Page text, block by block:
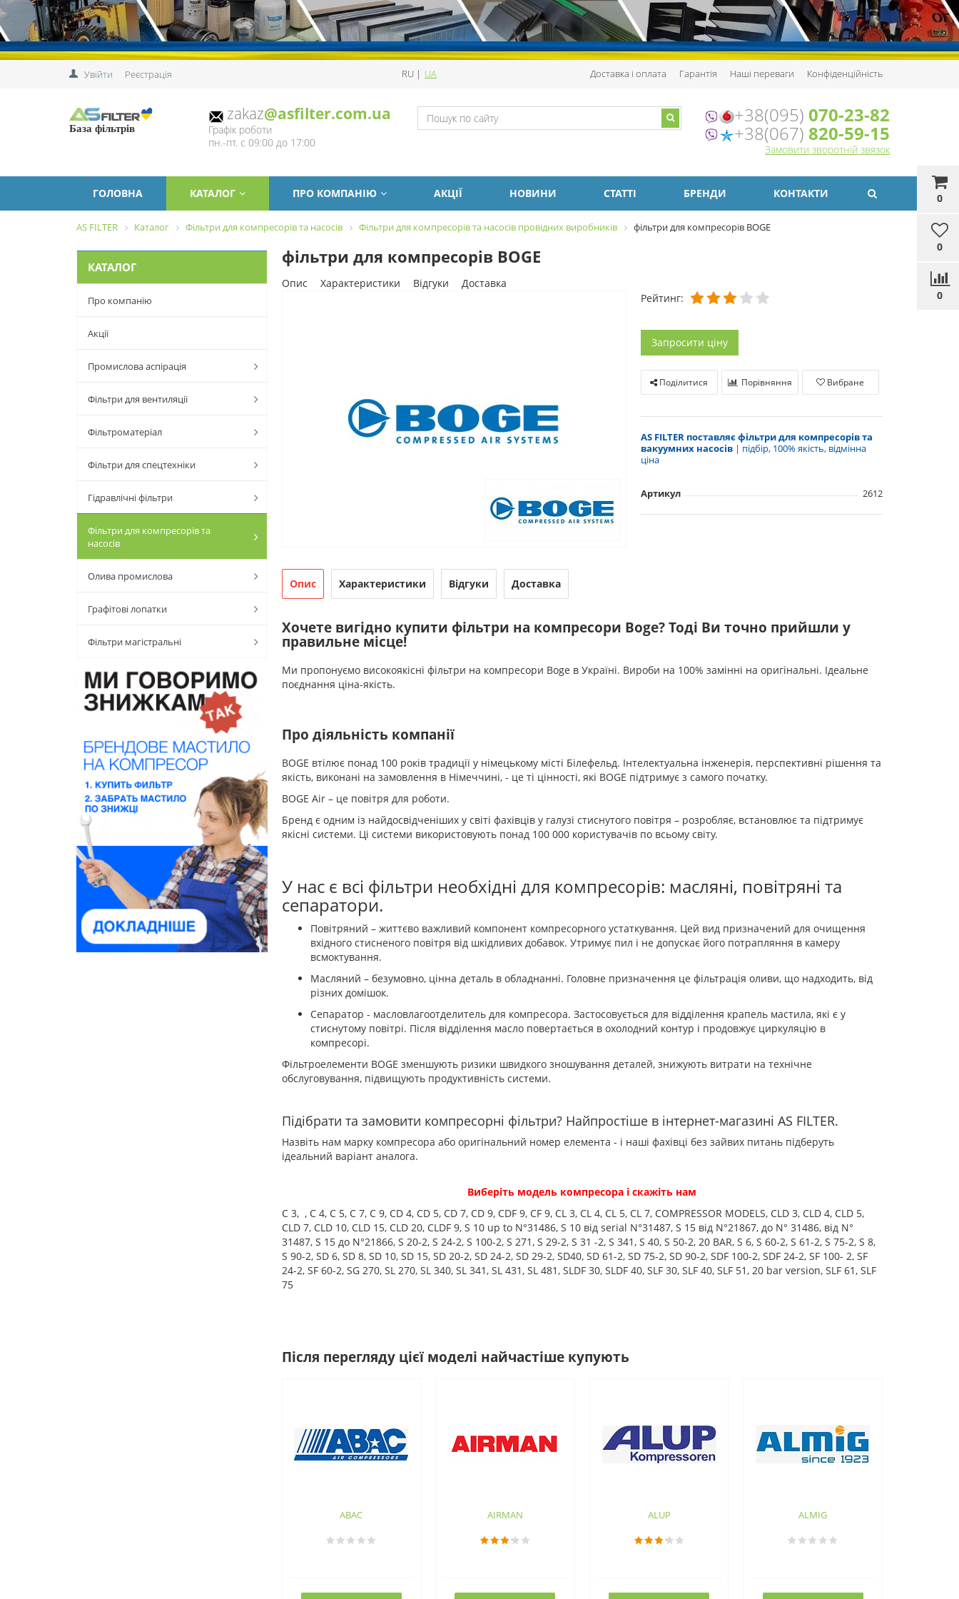
Увійти Реєстрація RU | UA Доставка і оплата Гарантія Наші переваги Конфіденційність
0
0
0
База фільтрів
zakaz@asfilter.com.ua
Графік роботи
пн.-пт. с 09:00 до 17:00
+38(095) 070-23-82
+38(067) 820-59-15
Замовити зворотній звязок
ГОЛОВНА КАТАЛОГ ПРО КОМПАНІЮ АКЦІЇ НОВИНИ СТАТТІ БРЕНДИ КОНТАКТИ
AS FILTER Каталог Фільтри для компресорів та насосів Фільтри для компресорів та насосів провідних виробників фільтри для компресорів BOGE
КАТАЛОГ
Про компанію
Акції
Промислова аспірація
Фільтри для вентиляції
Фільтроматеріал
Фільтри для спецтехніки
Гідравлічні фільтри
Фільтри для компресорів та
насосів
Олива промислова
Графітові лопатки
Фільтри магістральні
фільтри для компресорів BOGE
Опис Характеристики Відгуки
Доставка
Рейтинг:
Запросити ціну
Поділитися Порівняння Вибране
AS FILTER поставляє фільтри для компресорів та
вакуумних насосів| підбір, 100% якість, відмінна
ціна
Артикул 2612
Опис Характеристики Відгуки Доставка
Хочете вигідно купити фільтри на компресори Boge? Тоді Ви точно прийшли у
правильне місце!
Ми пропонуємо високоякісні фільтри на компресори Boge в Україні. Вироби на 100% замінні на оригінальні. Ідеальне
поєднання ціна-якість.
Про діяльність компанії
BOGE втілює понад 100 років традиції у німецькому місті Білефельд. Інтелектуальна інженерія, перспективні рішення та
якість, виконані на замовлення в Німеччині, - це ті цінності, які BOGE підтримує з самого початку.
BOGE Air – це повітря для роботи.
Бренд є одним із найдосвідченіших у світі фахівців у галузі стиснутого повітря – розробляє, встановлює та підтримує
якісні системи. Ці системи використовують понад 100 000 користувачів по всьому світу.
У нас є всі фільтри необхідні для компресорів: масляні, повітряні та
сепаратори.
Повітряний – життєво важливий компонент компресорного устаткування. Цей вид призначений для очищення
вхідного стисненого повітря від шкідливих добавок. Утримує пил і не допускає його потрапляння в камеру
всмоктування.
Масляний – безумовно, цінна деталь в обладнанні. Головне призначення це фільтрація оливи, що надходить, від
різних домішок.
Сепаратор - масловлагоотделитель для компресора. Застосовується для відділення крапель мастила, які є у
стиснутому повітрі. Після відділення масло повертається в охолодний контур і продовжує циркуляцію в
компресорі.
Фільтроелементи BOGE зменшують ризики швидкого зношування деталей, знижують витрати на технічне
обслуговування, підвищують продуктивність системи.
Підібрати та замовити компресорні фільтри? Найпростіше в інтернет-магазині AS FILTER.
Назвіть нам марку компресора або оригінальний номер елемента - і наші фахівці без зайвих питань підберуть
ідеальний варіант аналога.
Виберіть модель компресора і скажіть нам
C 3, , C 4, C 5, C 7, C 9, CD 4, CD 5, CD 7, CD 9, CDF 9, CF 9, CL 3, CL 4, CL 5, CL 7, COMPRESSOR MODELS, CLD 3, CLD 4, CLD 5,
CLD 7, CLD 10, CLD 15, CLD 20, CLDF 9, S 10 up to N°31486, S 10 від serial N°31487, S 15 від N°21867, до N° 31486, від N°
31487, S 15 до N°21866, S 20-2, S 24-2, S 100-2, S 271, S 29-2, S 31 -2, S 341, S 40, S 50-2, 20 BAR, S 6, S 60-2, S 61-2, S 75-2, S 8,
S 90-2, SD 6, SD 8, SD 10, SD 15, SD 20-2, SD 24-2, SD 29-2, SD40, SD 61-2, SD 75-2, SD 90-2, SDF 100-2, SDF 24-2, SF 100- 2, SF
24-2, SF 60-2, SG 270, SL 270, SL 340, SL 341, SL 431, SL 481, SLDF 30, SLDF 40, SLF 30, SLF 40, SLF 51, 20 bar version, SLF 61, SLF
75
Після перегляду цієї моделі найчастіше купують
ABAC AIRMAN ALUP ALMIG